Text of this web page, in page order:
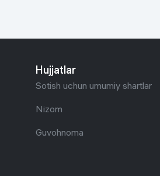
Hujjatlar
Sotish uchun umumiy shartlar
Nizom
Guvohnoma